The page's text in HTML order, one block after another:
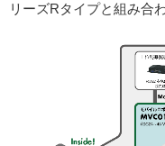
リーズRタイプと組み合